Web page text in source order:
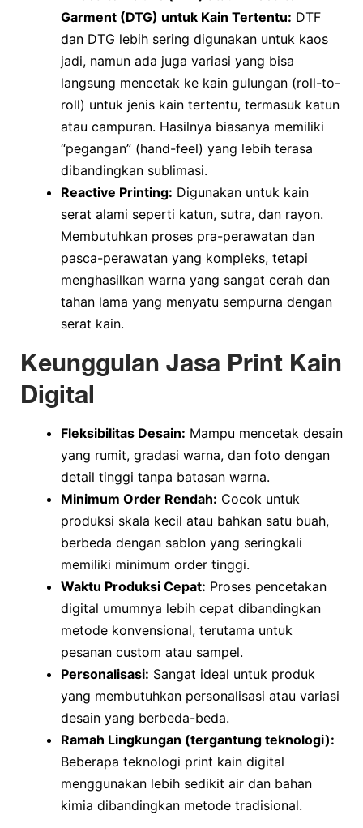
Garment (DTG) untuk Kain Tertentu: DTF
dan DTG lebih sering digunakan untuk kaos
jadi, namun ada juga variasi yang bisa
langsung mencetak ke kain gulungan (roll-to-
roll) untuk jenis kain tertentu, termasuk katun
atau campuran. Hasilnya biasanya memiliki
“pegangan” (hand-feel) yang lebih terasa
dibandingkan sublimasi.
Reactive Printing: Digunakan untuk kain
serat alami seperti katun, sutra, dan rayon.
Membutuhkan proses pra-perawatan dan
pasca-perawatan yang kompleks, tetapi
menghasilkan warna yang sangat cerah dan
tahan lama yang menyatu sempurna dengan
serat kain.
Keunggulan Jasa Print Kain
Digital
Fleksibilitas Desain: Mampu mencetak desain
yang rumit, gradasi warna, dan foto dengan
detail tinggi tanpa batasan warna.
Minimum Order Rendah: Cocok untuk
produksi skala kecil atau bahkan satu buah,
berbeda dengan sablon yang seringkali
memiliki minimum order tinggi.
Waktu Produksi Cepat: Proses pencetakan
digital umumnya lebih cepat dibandingkan
metode konvensional, terutama untuk
pesanan custom atau sampel.
Personalisasi: Sangat ideal untuk produk
yang membutuhkan personalisasi atau variasi
desain yang berbeda-beda.
Ramah Lingkungan (tergantung teknologi):
Beberapa teknologi print kain digital
menggunakan lebih sedikit air dan bahan
kimia dibandingkan metode tradisional.